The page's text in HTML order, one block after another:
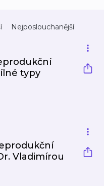
Nejposlouchanější
typy
Vladimírou